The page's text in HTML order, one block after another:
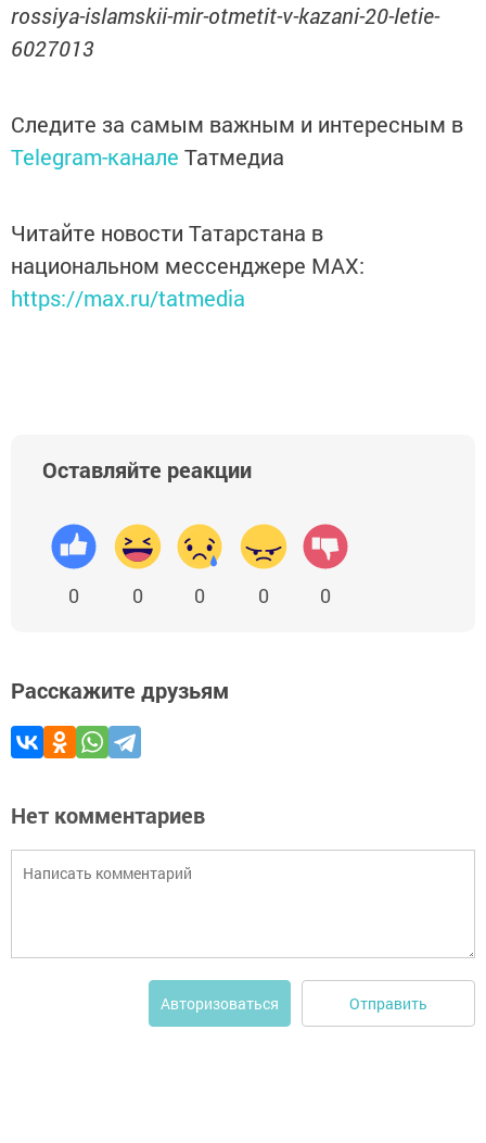
rossiya-islamskii-mir-otmetit-v-kazani-20-letie-
6027013
Следите за самым важным и интересным в
Telegram-канале Татмедиа
Читайте новости Татарстана в
национальном мессенджере MАХ:
https://max.ru/tatmedia
Оставляйте реакции
0 0 0 0 0
Расскажите друзьям
Нет комментариев
Авторизоваться Отправить